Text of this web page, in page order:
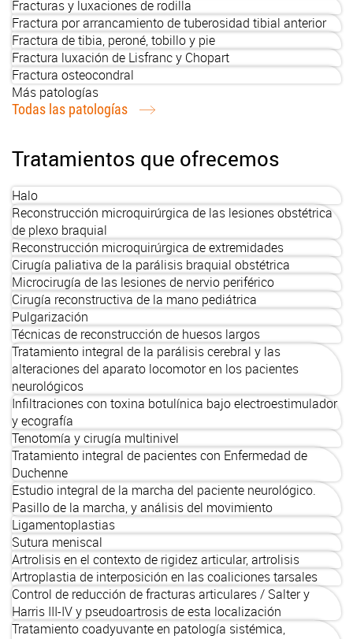
Fracturas y luxaciones de rodilla
Fractura por arrancamiento de tuberosidad tibial anterior
Fractura de tibia, peroné, tobillo y pie
Fractura luxación de Lisfranc y Chopart
Fractura osteocondral
Más patologías
Todas las patologías
Tratamientos que ofrecemos
Halo
Reconstrucción microquirúrgica de las lesiones obstétrica
de plexo braquial
Reconstrucción microquirúrgica de extremidades
Cirugía paliativa de la parálisis braquial obstétrica
Microcirugía de las lesiones de nervio periférico
Cirugía reconstructiva de la mano pediátrica
Pulgarización
Técnicas de reconstrucción de huesos largos
Tratamiento integral de la parálisis cerebral y las
alteraciones del aparato locomotor en los pacientes
neurológicos
Infiltraciones con toxina botulínica bajo electroestimulador
y ecografía
Tenotomía y cirugía multinivel
Tratamiento integral de pacientes con Enfermedad de
Duchenne
Estudio integral de la marcha del paciente neurológico.
Pasillo de la marcha, y análisis del movimiento
Ligamentoplastias
Sutura meniscal
Artrolisis en el contexto de rigidez articular, artrolisis
Artroplastia de interposición en las coaliciones tarsales
Control de reducción de fracturas articulares / Salter y
Harris III-IV y pseudoartrosis de esta localización
Tratamiento coadyuvante en patología sistémica,